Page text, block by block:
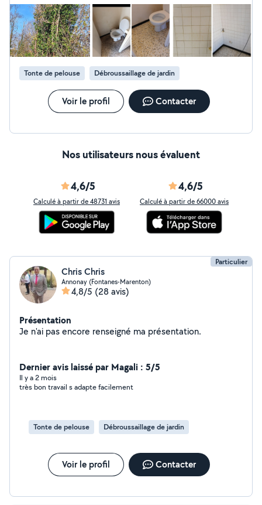
des Tombes De supers prestataires en plomberie,
menuiserie. Grande disponibilité, flexibilité, adapté à vos
besoins. Pour particuliers et entreprises. # 50% en
avantages fiscal sur les prestations éligibles. #Le
paiement en CESU est possible sous conditions : - Que
l'intervenant l'accepte - Être un particulier - Ne pas
dépasser une hauteur de 3.5m pour la taille des arbres -
prestation du cadre possible via CESU - ATTENTION
dans ce cas le prix indiqué est H.T, le montant des
charges est simulable directement sur le site CESU et
Tonte de pelouse Débroussaillage de jardin
Voir le profil Contacter
Nos utilisateurs nous évaluent
4,6/5
Calculé à partir de 48731 avis
4,6/5
Calculé à partir de 66000 avis
Particulier
Chris Chris
Annonay (Fontanes-Marenton)
4,8/5 (28 avis)
Présentation
Je n'ai pas encore renseigné ma présentation.
Dernier avis laissé par Magali : 5/5
Il y a 2 mois
très bon travail s adapte facilement
Tonte de pelouse Débroussaillage de jardin
Voir le profil Contacter